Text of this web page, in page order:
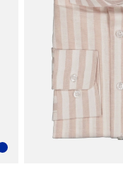
och 30% linne
andningsförmåga,
dagar. Den mjuka
hela dagen utan
Armstrong får du
som är utformad
att matcha med
alternativ för